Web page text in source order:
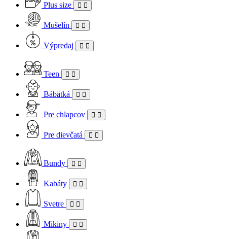
Plus size
Mušelín
Výpredaj
Teen
Bábätká
Pre chlapcov
Pre dievčatá
Bundy
Kabáty
Svetre
Mikiny